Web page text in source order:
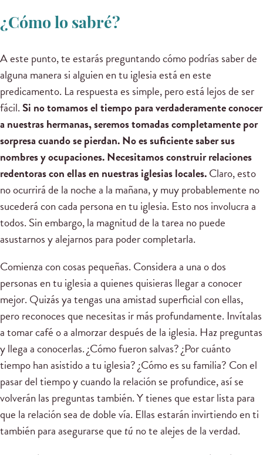
¿Cómo lo sabré?
A este punto, te estarás preguntando cómo podrías saber de
alguna manera si alguien en tu iglesia está en este
predicamento. La respuesta es simple, pero está lejos de ser
fácil. Si no tomamos el tiempo para verdaderamente conocer
a nuestras hermanas, seremos tomadas completamente por
sorpresa cuando se pierdan. No es suficiente saber sus
nombres y ocupaciones. Necesitamos construir relaciones
redentoras con ellas en nuestras iglesias locales.Claro, esto
no ocurrirá de la noche a la mañana, y muy probablemente no
sucederá con cada persona en tu iglesia. Esto nos involucra a
todos. Sin embargo, la magnitud de la tarea no puede
asustarnos y alejarnos para poder completarla.
Comienza con cosas pequeñas. Considera a una o dos
personas en tu iglesia a quienes quisieras llegar a conocer
mejor. Quizás ya tengas una amistad superficial con ellas,
pero reconoces que necesitas ir más profundamente. Invítalas
a tomar café o a almorzar después de la iglesia. Haz preguntas
y llega a conocerlas. ¿Cómo fueron salvas? ¿Por cuánto
tiempo han asistido a tu iglesia? ¿Cómo es su familia? Con el
pasar del tiempo y cuando la relación se profundice, así se
volverán las preguntas también. Y tienes que estar lista para
que la relación sea de doble vía. Ellas estarán invirtiendo en ti
también para asegurarse quetú no te alejes de la verdad.